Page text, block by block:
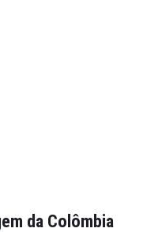
da Colômbia